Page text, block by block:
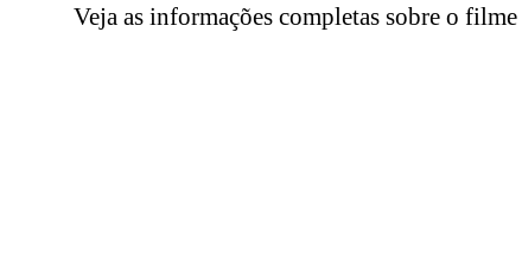
Veja as informações completas sobre o filme